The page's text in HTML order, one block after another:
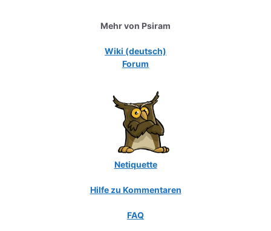
Mehr von Psiram
Wiki (deutsch)
Forum
Netiquette
Hilfe zu Kommentaren
FAQ